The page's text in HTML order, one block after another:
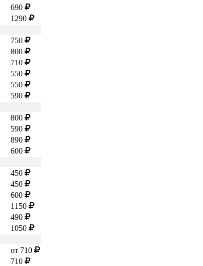
690
1290
750
800
710
550
550
590
800
590
890
600
450
450
600
1150
490
1050
от 710
710